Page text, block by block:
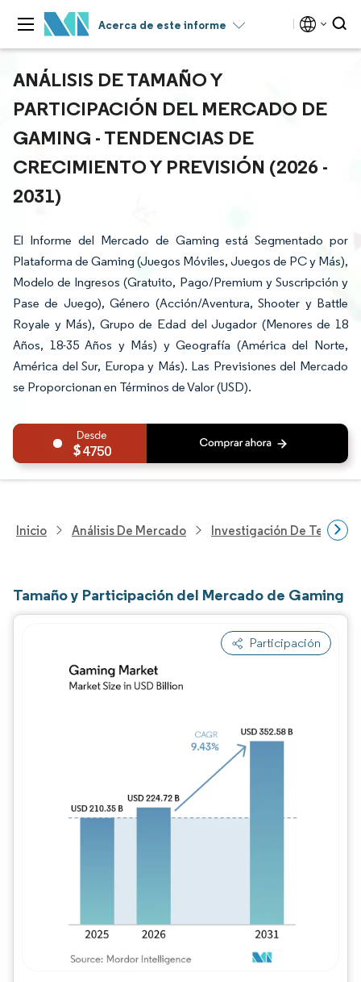
Acerca de este informe
ANÁLISIS DE TAMAÑO Y
PARTICIPACIÓN DEL MERCADO DE
GAMING - TENDENCIAS DE
CRECIMIENTO Y PREVISIÓN (2026 -
2031)
El Informe del Mercado de Gaming está Segmentado por
Plataforma de Gaming (Juegos Móviles, Juegos de PC y Más),
Modelo de Ingresos (Gratuito, Pago/Premium y Suscripción y
Pase de Juego), Género (Acción/Aventura, Shooter y Battle
Royale y Más), Grupo de Edad del Jugador (Menores de 18
Años, 18-35 Años y Más) y Geografía (América del Norte,
América del Sur, Europa y Más). Las Previsiones del Mercado
se Proporcionan en Términos de Valor (USD).
4750
Inicio Análisis De Mercado Investigación De
Tamaño y Participación del Mercado de Gaming
Participación